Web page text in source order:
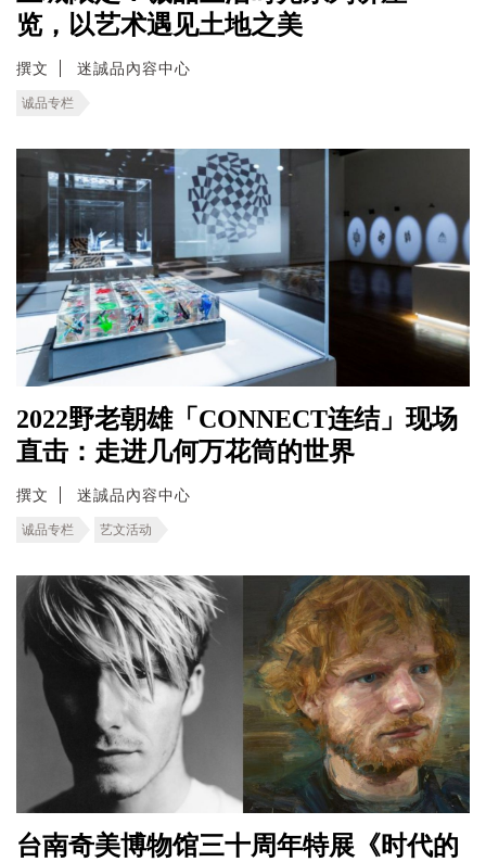
览，以艺术遇见土地之美
撰文 迷誠品內容中心
诚品专栏
2022野老朝雄「CONNECT连结」现场
直击：走进几何万花筒的世界
撰文 迷誠品內容中心
诚品专栏 艺文活动
台南奇美博物馆三十周年特展《时代的